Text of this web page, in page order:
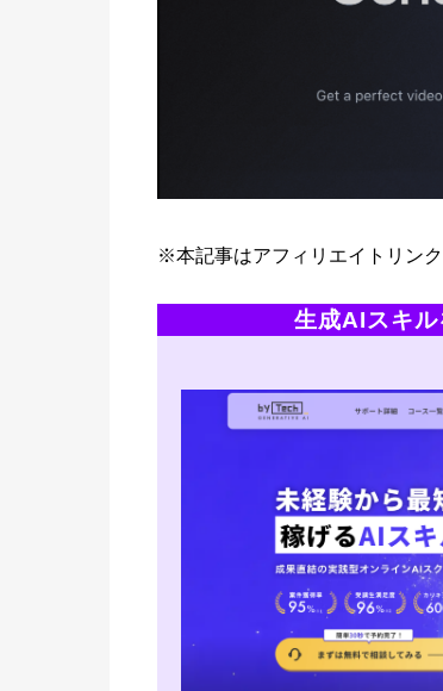
※本記事はアフィリエイトリンク
生成AIスキル